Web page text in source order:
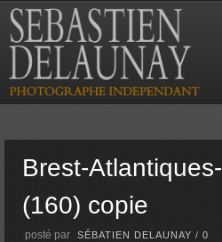
Brest-Atlantiques-
(160) copie
posté par SÉBATIEN DELAUNAY /0